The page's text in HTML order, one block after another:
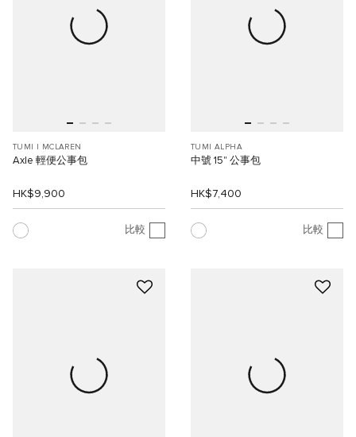
TUMI I MCLAREN
Axle 輕便公事包
HK$9,900
比較
TUMI ALPHA
中號 15" 公事包
HK$7,400
比較